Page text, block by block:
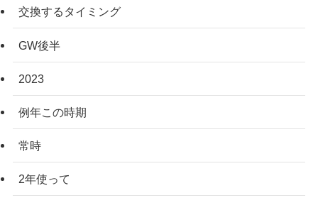
交換するタイミング
GW後半
2023
例年この時期
常時
2年使って